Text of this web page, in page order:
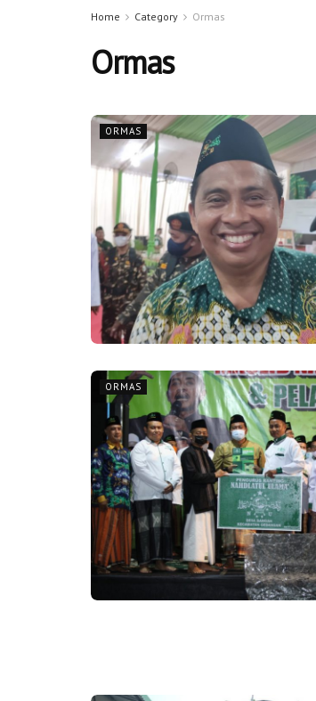
Home Category Ormas
Ormas
ORMAS
ORMAS